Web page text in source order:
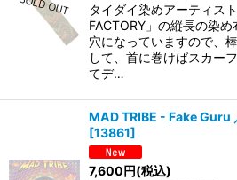
タイダイ染めアーティス
FACTORY」の縦長の染
穴になっていますので、
して、首に巻けばスカー
てデ…
MAD TRIBE - Fake Guru
[13861]
7,600円(税込)